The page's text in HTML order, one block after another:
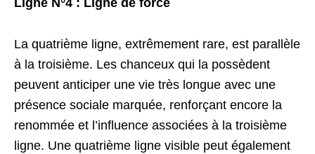
La quatrième ligne, extrêmement rare, est parallèle
à la troisième. Les chanceux qui la possèdent
peuvent anticiper une vie très longue avec une
présence sociale marquée, renforçant encore la
renommée et l’influence associées à la troisième
ligne. Une quatrième ligne visible peut également